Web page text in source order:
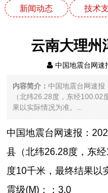
新闻动态 技术
云南大理州
中国地震台网
内容简介：中国地震台网速
（北纬26.28度，东经
果以实际情况为准。...
中国地震台网速报：
县（北纬26.28度，东
度10千米，最终结果以
震级(M)：：3.0